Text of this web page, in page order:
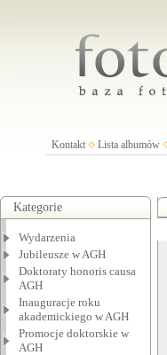
Kontakt Lista albumów
Kategorie
Wydarzenia
Jubileusze w AGH
Doktoraty honoris causa
AGH
Inauguracje roku
akademickiego w AGH
Promocje doktorskie w
AGH